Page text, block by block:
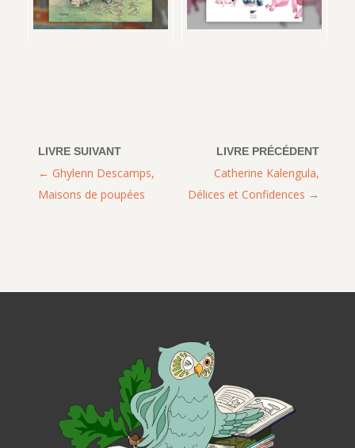
Catherine Kalengula,
Délices et Confidences
Ghylenn Descamps,
Maisons de poupées